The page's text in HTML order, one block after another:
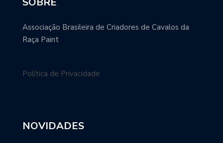
Associação Brasileira de Criadores de Cavalos da
Raça Paint
Política de Privacidade
NOVIDADES